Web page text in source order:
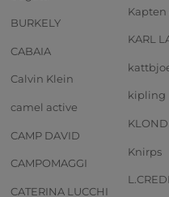
BURKELY
CABAIA
Calvin Klein
camel active
CAMP DAVID
CAMPOMAGGI
CATERINA LUCCHI
Kapten
KARL
kipling
Knirps
L.CREDI